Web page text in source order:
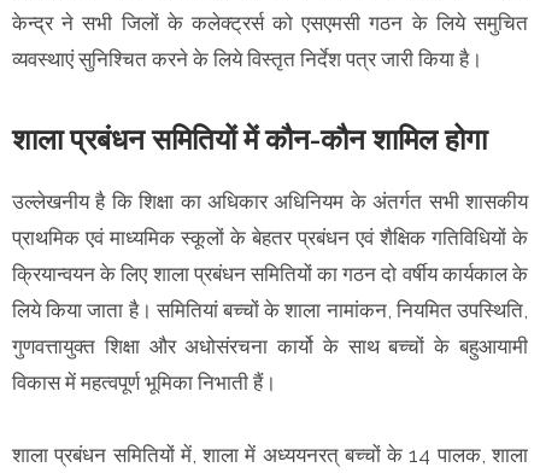
केन्द्र ने सभी जिलों के कलेक्ट्रर्स को एसएमसी गठन के लिये समुचित
व्यवस्थाएं सुनिश्चित करने के लिये विस्तृत निर्देश पत्र जारी किया है।
शाला प्रबंधन समितियों में कौन-कौन शामिल होगा
उल्लेखनीय है कि शिक्षा का अधिकार अधिनियम के अंतर्गत सभी शासकीय
प्राथमिक एवं माध्यमिक स्कूलों के बेहतर प्रबंधन एवं शैक्षिक गतिविधियों के
क्रियान्वयन के लिए शाला प्रबंधन समितियों का गठन दो वर्षीय कार्यकाल के
लिये किया जाता है। समितियां बच्चों के शाला नामांकन, नियमित उपस्थिति,
गुणवत्तायुक्त शिक्षा और अधोसंरचना कार्यो के साथ बच्चों के बहुआयामी
विकास में महत्वपूर्ण भूमिका निभाती हैं।
शाला प्रबंधन समितियों में, शाला में अध्ययनरत् बच्चों के 14 पालक, शाला